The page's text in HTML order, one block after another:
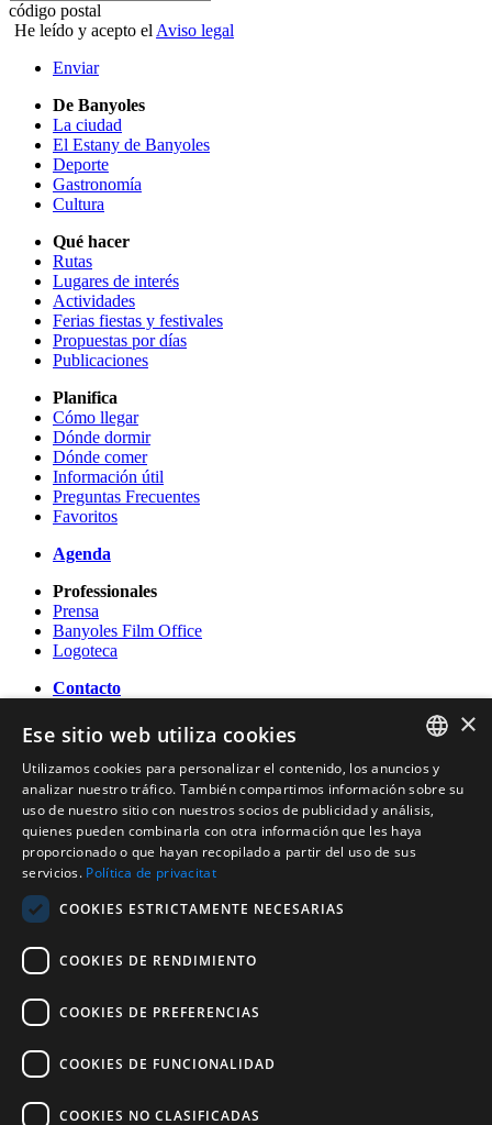
código postal
He leído y acepto el Aviso legal
Enviar
De Banyoles
La ciudad
El Estany de Banyoles
Deporte
Gastronomía
Cultura
Qué hacer
Rutas
Lugares de interés
Actividades
Ferias fiestas y festivales
Propuestas por días
Publicaciones
Planifica
Cómo llegar
Dónde dormir
Dónde comer
Información útil
Preguntas Frecuentes
Favoritos
Agenda
Professionales
Prensa
Banyoles Film Office
Logoteca
Contacto
OFICINA DE TURISMO DE BANYOLES
Passeig Darder - Pesquera núm. 10
17820 Banyoles (Girona)
Tel. (0034) 972 583 470
turisme@ajbanyoles.org
whatsapp 690 853 395
Síguenos
Con el soporte de:
CATALAN
ENGLISH
FRENCH
×
Ese sitio web utiliza cookies
Utilizamos cookies para personalizar el contenido, los anuncios y
analizar nuestro tráfico. También compartimos información sobre su
uso de nuestro sitio con nuestros socios de publicidad y análisis,
quienes pueden combinarla con otra información que les haya
proporcionado o que hayan recopilado a partir del uso de sus
servicios. Política de privacitat
COOKIES ESTRICTAMENTE NECESARIAS
COOKIES DE RENDIMIENTO
COOKIES DE PREFERENCIAS
COOKIES DE FUNCIONALIDAD
COOKIES NO CLASIFICADAS